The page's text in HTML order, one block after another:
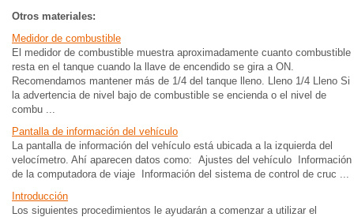
Otros materiales:
Medidor de combustible
El medidor de combustible muestra aproximadamente cuanto combustible
resta en el tanque cuando la llave de encendido se gira a ON.
Recomendamos mantener más de 1/4 del tanque lleno. Lleno 1/4 Lleno Si
la advertencia de nivel bajo de combustible se encienda o el nivel de
combu ...
Pantalla de información del vehículo
La pantalla de información del vehículo está ubicada a la izquierda del
velocímetro. Ahí aparecen datos como: Ajustes del vehículo Información
de la computadora de viaje Información del sistema de control de cruc ...
Introducción
Los siguientes procedimientos le ayudarán a comenzar a utilizar el